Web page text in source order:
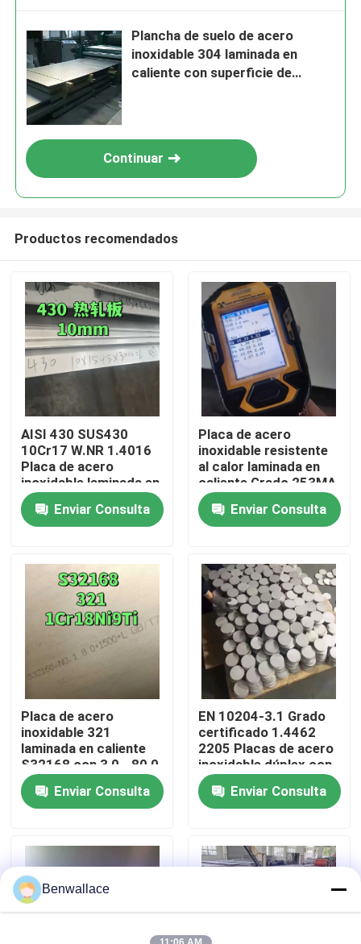
En casa
Productos
Los vídeos
Sobre nosotros
recorrido por la fábrica
Control de calidad
Contacta con nosotros
Casos de trabajo
Plancha de suelo de acero
inoxidable 304 laminada en
caliente con superficie de
Continuar
Productos recomendados
AISI 430 SUS430
10Cr17 W.NR 1.4016
Placa de acero
inoxidable laminada en
caliente
10*1500*6000
Superficie NO.1
Enviar Consulta
Placa de acero
inoxidable resistente
al calor laminada en
caliente Grado 253MA
/ S30815 con
superficie decapada
Enviar Consulta
Placa de acero
inoxidable 321
laminada en caliente
S32168 con 3,0 - 80,0
mm de espesor y
resistencia a la
corrosión
Enviar Consulta
EN 10204-3.1 Grado
certificado 1.4462
2205 Placas de acero
inoxidable dúplex con
técnica de laminado
en calienteEnviar Consulta
Benwallace